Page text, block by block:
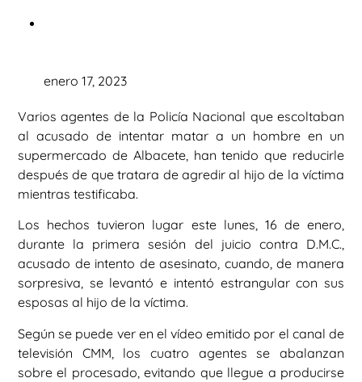
enero 17, 2023
Varios agentes de la Policía Nacional que escoltaban
al acusado de intentar matar a un hombre en un
supermercado de Albacete, han tenido que reducirle
después de que tratara de agredir al hijo de la víctima
mientras testificaba.
Los hechos tuvieron lugar este lunes, 16 de enero,
durante la primera sesión del juicio contra D.M.C.,
acusado de intento de asesinato, cuando, de manera
sorpresiva, se levantó e intentó estrangular con sus
esposas al hijo de la víctima.
Según se puede ver en el vídeo emitido por el canal de
televisión CMM, los cuatro agentes se abalanzan
sobre el procesado, evitando que llegue a producirse